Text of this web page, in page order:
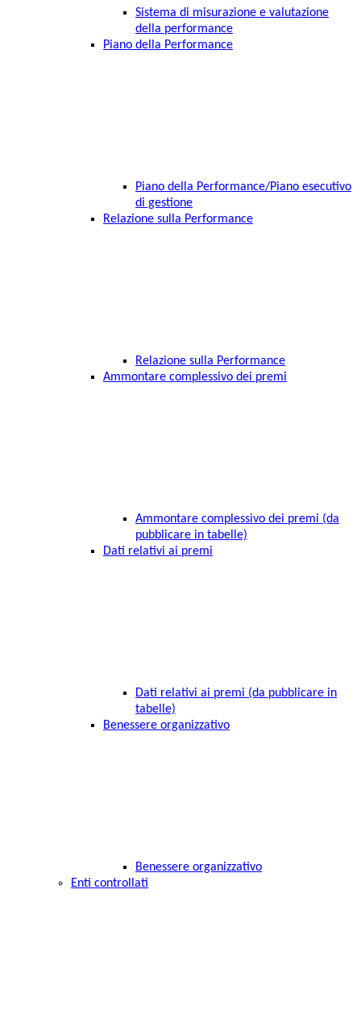
Sistema di misurazione e valutazione
della performance
Piano della Performance
Piano della Performance/Piano esecutivo
di gestione
Relazione sulla Performance
Relazione sulla Performance
Ammontare complessivo dei premi
Ammontare complessivo dei premi (da
pubblicare in tabelle)
Dati relativi ai premi
Dati relativi ai premi (da pubblicare in
tabelle)
Benessere organizzativo
Benessere organizzativo
Enti controllati